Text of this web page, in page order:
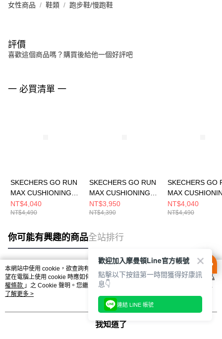
女性商品 鞋類 跑步鞋/慢跑鞋
評價
喜歡這個商品嗎？購買後給他一個好評吧
一 必買清單 一
SKECHERS GO RUN
MAX CUSHIONING
ARCH FIT 2.0 男 跑步
鞋 220584WGY
NT$4,040
NT$4,490
SKECHERS GO RUN
MAX CUSHIONING
ARCH FIT 2.0 女 跑步
鞋 128947WPLUM
NT$3,950
NT$4,390
SKECHERS GO
MAX
ARCH FIT 2.0
鞋 220584BLK
NT$4,040
NT$4,490
你可能有興趣的商品全站排行
熱門標籤
本網站中使用 cookie，欲查詢有關本網站使用 cookie 方式之詳情，及若您不希
望在電腦上使用 cookie 時應如何變更電腦的 cookie 設定，請參閱本網站「
隱私
權條款 」之 Cookie 聲明。您繼續使用本網站即表示您同意本公司得按本網站使
用條款之 Cookie 聲明使用 cookie。
了解更多 >
我知道了
歡迎加入摩曼頓Line官方帳號
點擊以下按鈕第一時間獲得好康訊
息👇
連結 LINE 帳號